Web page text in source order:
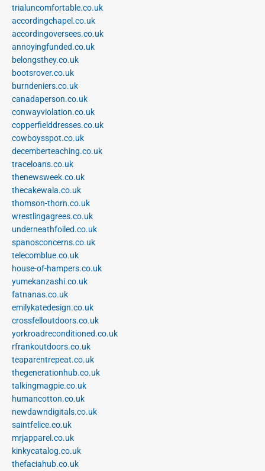
trialuncomfortable.co.uk
accordingchapel.co.uk
accordingoversees.co.uk
annoyingfunded.co.uk
belongsthey.co.uk
bootsrover.co.uk
burndeniers.co.uk
canadaperson.co.uk
conwayviolation.co.uk
copperfielddresses.co.uk
cowboysspot.co.uk
decemberteaching.co.uk
traceloans.co.uk
thenewsweek.co.uk
thecakewala.co.uk
thomson-thorn.co.uk
wrestlingagrees.co.uk
underneathfoiled.co.uk
spanosconcerns.co.uk
telecomblue.co.uk
house-of-hampers.co.uk
yumekanzashi.co.uk
fatnanas.co.uk
emilykatedesign.co.uk
crossfelloutdoors.co.uk
yorkroadreconditioned.co.uk
rfrankoutdoors.co.uk
teaparentrepeat.co.uk
thegenerationhub.co.uk
talkingmagpie.co.uk
humancotton.co.uk
newdawndigitals.co.uk
saintfelice.co.uk
mrjapparel.co.uk
kinkycatalog.co.uk
thefaciahub.co.uk